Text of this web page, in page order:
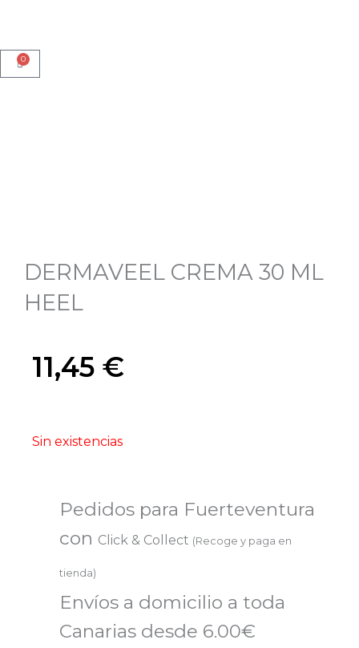
0
Cart
DERMAVEEL CREMA 30 ML
HEEL
11,45 €
Sin existencias
Pedidos para Fuerteventura
con Click & Collect (Recoge y paga en
tienda)
Envíos a domicilio a toda
Canarias desde 6.00€